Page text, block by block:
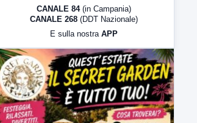
LabNews (Diretta)
23:00 LabNews (replica)
CANALE 84 (in Campania)
CANALE 268 (DDT Nazionale)
E sulla nostra APP